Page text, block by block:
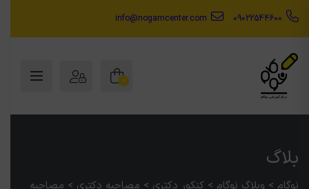
09022544600
info@nogamcenter.com
0
بلاگ